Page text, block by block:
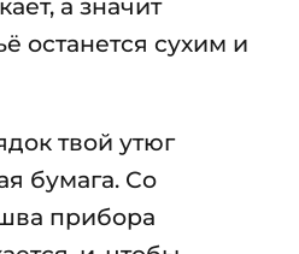
а значит
останется сухим и
твой утюг
бумага. Со
прибора